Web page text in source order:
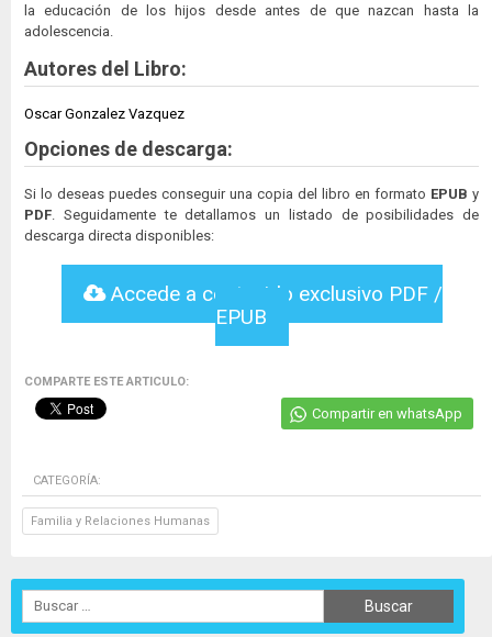
la educación de los hijos desde antes de que nazcan hasta la
adolescencia.
Autores del Libro:
Oscar Gonzalez Vazquez
Opciones de descarga:
Si lo deseas puedes conseguir una copia del libro en formato EPUB y
PDF . Seguidamente te detallamos un listado de posibilidades de
descarga directa disponibles:
Accede a contenido exclusivo PDF /
EPUB
COMPARTE ESTE ARTICULO:
Compartir en whatsApp
CATEGORÍA:
Familia y Relaciones Humanas